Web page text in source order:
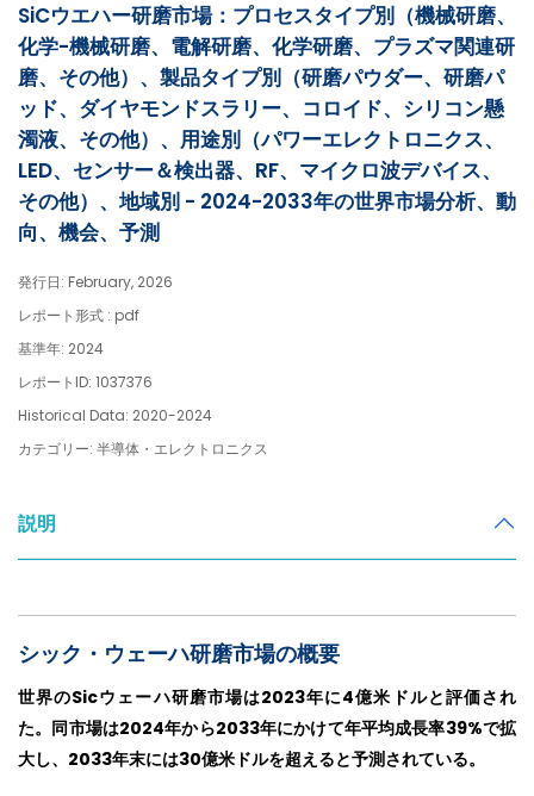
SiCウエハー研磨市場：プロセスタイプ別（機械研磨、
化学-機械研磨、電解研磨、化学研磨、プラズマ関連研
磨、その他）、製品タイプ別（研磨パウダー、研磨パ
ッド、ダイヤモンドスラリー、コロイド、シリコン懸
濁液、その他）、用途別（パワーエレクトロニクス、
LED、センサー＆検出器、RF、マイクロ波デバイス、
その他）、地域別 - 2024-2033年の世界市場分析、動
向、機会、予測
発行日: February, 2026
レポート形式 : pdf
基準年: 2024
レポートID: 1037376
Historical Data: 2020-2024
カテゴリー: 半導体・エレクトロニクス
説明
シック・ウェーハ研磨市場の概要
世界のSicウェーハ研磨市場は2023年に4億米ドルと評価され
た。同市場は2024年から2033年にかけて年平均成長率39%で拡
大し、2033年末には30億米ドルを超えると予測されている。